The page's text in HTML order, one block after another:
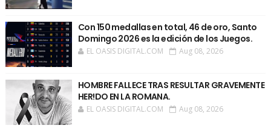
Con 150 medallas en total, 46 de oro, Santo
Domingo 2026 es la edición de los Juegos.
EL OASIS DIGITAL.COM Aug 08, 2026
HOMBRE FALLECE TRAS RESULTAR GRAVEMENTE
HER!DO EN LA ROMANA.
EL OASIS DIGITAL.COM Aug 08, 2026